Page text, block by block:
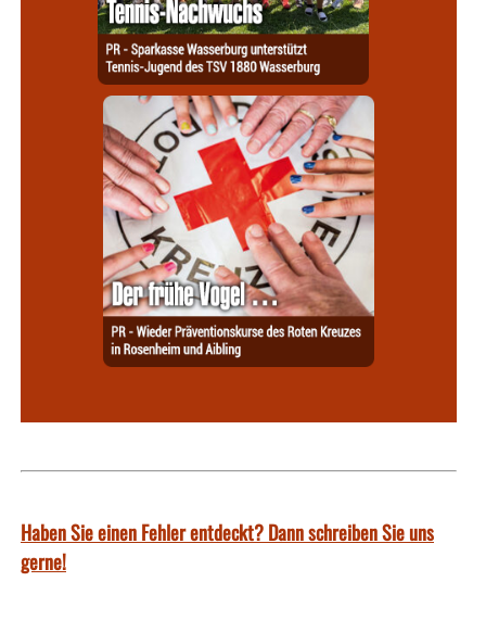
Haben Sie einen Fehler entdeckt? Dann schreiben Sie uns
gerne!